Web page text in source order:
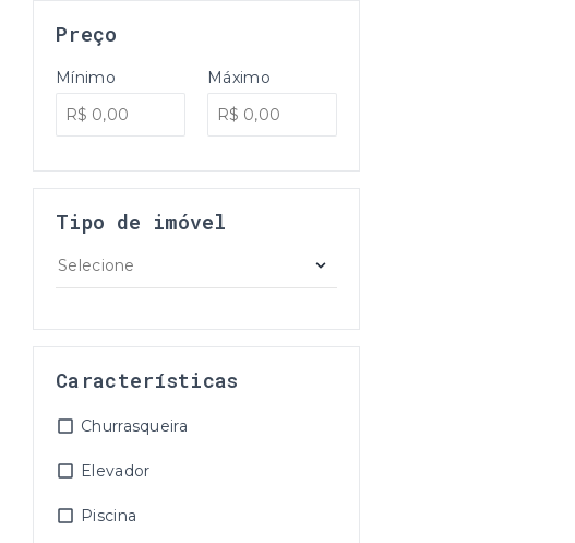
Preço
Mínimo Máximo
Tipo de imóvel
Selecione
Características
Churrasqueira
Elevador
Piscina